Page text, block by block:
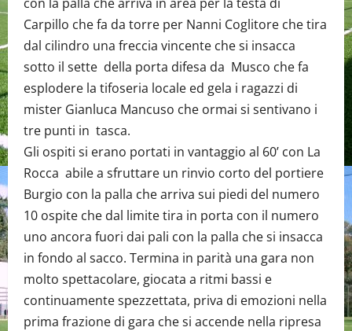
Carpillo che fa da torre per Nanni Coglitore che tira
dal cilindro una freccia vincente che si insacca
sotto il sette della porta difesa da Musco che fa
esplodere la tifoseria locale ed gela i ragazzi di
mister Gianluca Mancuso che ormai si sentivano i
tre punti in tasca.
Gli ospiti si erano portati in vantaggio al 60’ con La
Rocca abile a sfruttare un rinvio corto del portiere
Burgio con la palla che arriva sui piedi del numero
10 ospite che dal limite tira in porta con il numero
uno ancora fuori dai pali con la palla che si insacca
in fondo al sacco. Termina in parità una gara non
molto spettacolare, giocata a ritmi bassi e
continuamente spezzettata, priva di emozioni nella
prima frazione di gara che si accende nella ripresa